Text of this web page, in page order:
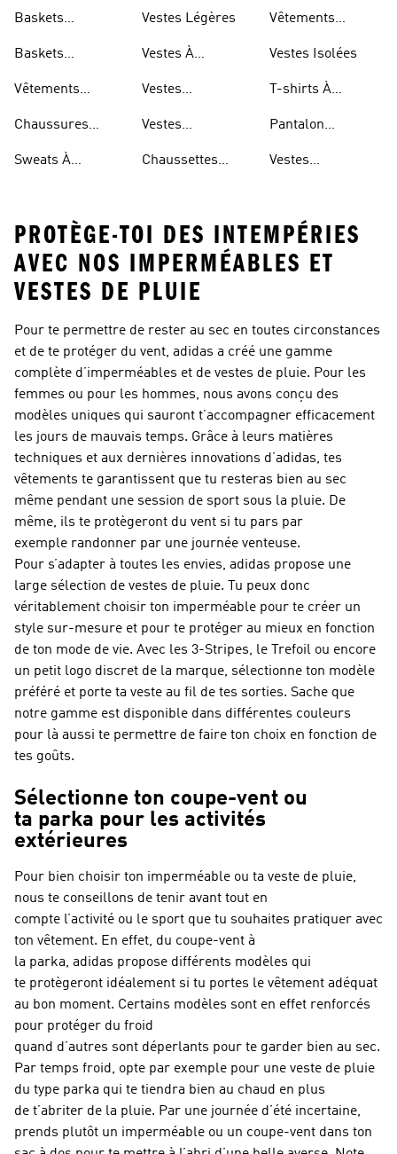
Femme
Baskets
Hommes
Baskets
Enfants
Vêtements
Chaussures
Sweats À
Vestes Légères
Vestes À
Vestes
Pour Hommes
Vestes
Pour Femmes
Chaussettes
Vêtements
Vestes Isolées
T-shirts À
Pantalon
Vestes
PROTÈGE-TOI DES INTEMPÉRIES
AVEC NOS IMPERMÉABLES ET
VESTES DE PLUIE
Pour te permettre de rester au sec en toutes circonstances
et de te protéger du vent, adidas a créé une gamme
complète d’imperméables et de vestes de pluie. Pour les
femmes ou pour les hommes, nous avons conçu des
modèles uniques qui sauront t’accompagner efficacement
les jours de mauvais temps. Grâce à leurs matières
techniques et aux dernières innovations d’adidas, tes
vêtements te garantissent que tu resteras bien au sec
même pendant une session de sport sous la pluie. De
même, ils te protègeront du vent si tu pars par
exemple randonner par une journée venteuse.
Pour s’adapter à toutes les envies, adidas propose une
large sélection de vestes de pluie. Tu peux donc
véritablement choisir ton imperméable pour te créer un
style sur-mesure et pour te protéger au mieux en fonction
de ton mode de vie. Avec les 3-Stripes, le Trefoil ou encore
un petit logo discret de la marque, sélectionne ton modèle
préféré et porte ta veste au fil de tes sorties. Sache que
notre gamme est disponible dans différentes couleurs
pour là aussi te permettre de faire ton choix en fonction de
tes goûts.
Sélectionne ton coupe-vent ou
ta parka pour les activités
extérieures
Pour bien choisir ton imperméable ou ta veste de pluie,
nous te conseillons de tenir avant tout en
compte l’activité ou le sport que tu souhaites pratiquer avec
ton vêtement. En effet, du coupe-vent à
la parka, adidas propose différents modèles qui
te protègeront idéalement si tu portes le vêtement adéquat
au bon moment. Certains modèles sont en effet renforcés
pour protéger du froid
quand d’autres sont déperlants pour te garder bien au sec.
Par temps froid, opte par exemple pour une veste de pluie
du type parka qui te tiendra bien au chaud en plus
de t’abriter de la pluie. Par une journée d’été incertaine,
prends plutôt un imperméable ou un coupe-vent dans ton